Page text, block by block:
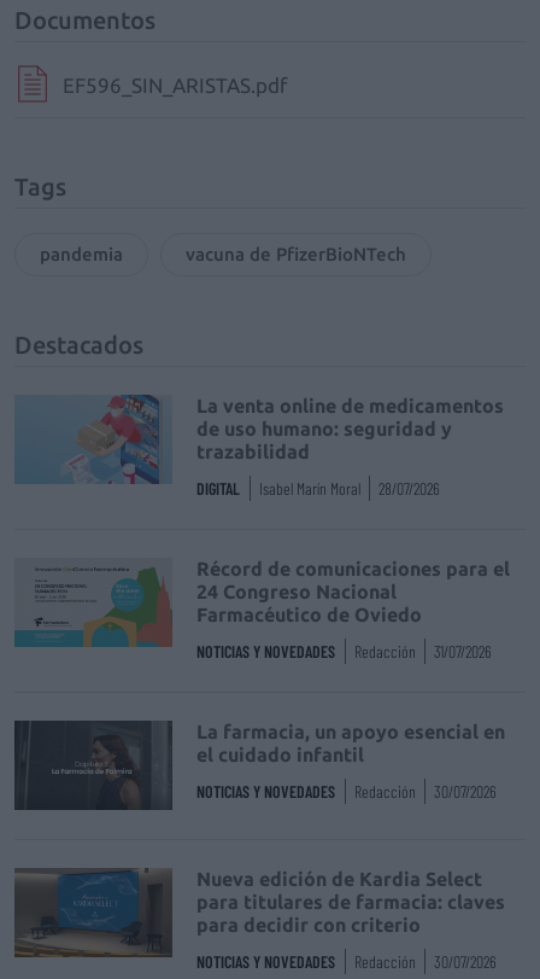
Documentos
EF596_SIN_ARISTAS.pdf
Tags
pandemia vacuna de PfizerBioNTech
Destacados
La venta online de medicamentos
de uso humano: seguridad y
trazabilidad
DIGITAL Isabel Marín Moral 28/07/2026
Récord de comunicaciones para el
24 Congreso Nacional
Farmacéutico de Oviedo
NOTICIAS Y NOVEDADES Redacción 31/07/2026
La farmacia, un apoyo esencial en
el cuidado infantil
NOTICIAS Y NOVEDADES Redacción 30/07/2026
Nueva edición de Kardia Select
para titulares de farmacia: claves
para decidir con criterio
NOTICIAS Y NOVEDADES Redacción 30/07/2026